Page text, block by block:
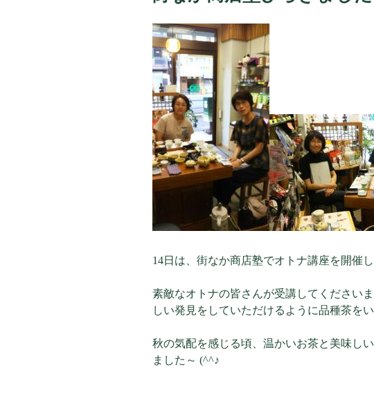
14日は、街なか商店塾でオトナ講座を開催し
素敵なオトナの皆さんが受講してください
しい発見をしていただけるように品種茶を
秋の気配を感じる頃、温かいお茶と美味し
ました～ (^^♪